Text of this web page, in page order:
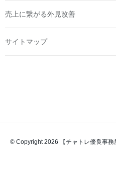
売上に繋がる外見改善
サイトマップ
© Copyright 2026 【チャトレ優良事務